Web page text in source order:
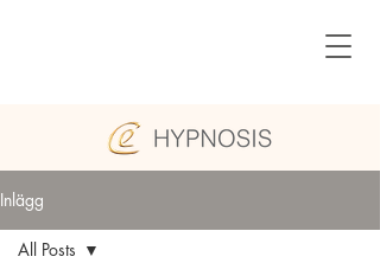
Inlägg
All Posts